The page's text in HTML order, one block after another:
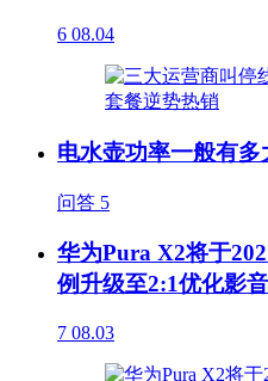
6 08.04
电水壶功率一般有
问答 5
华为Pura X2将于
例升级至2:1优化影
7 08.03